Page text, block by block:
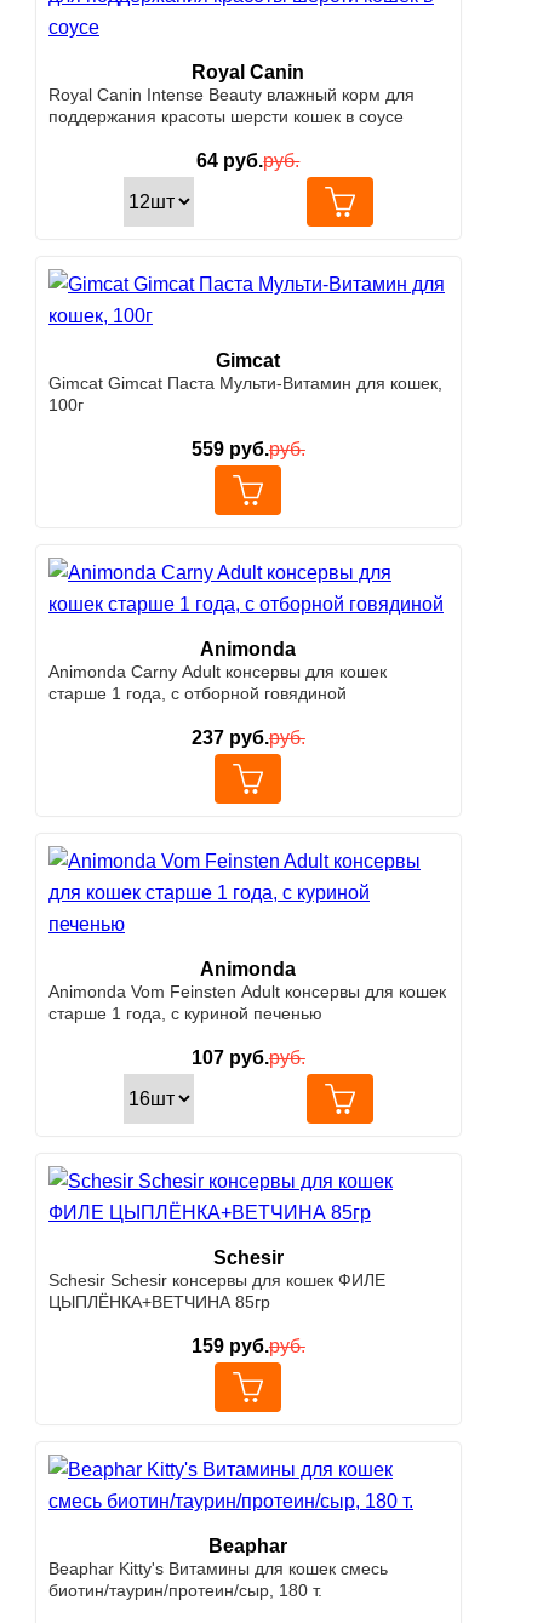
Royal Canin
Royal Canin Intense Beauty влажный корм для
поддержания красоты шерсти кошек в соусе
64 руб.руб.
Gimcat
Gimcat Gimcat Паста Мульти-Витамин для кошек,
100г
559руб.руб.
Animonda
Animonda Carny Adult консервы для кошек
старше 1 года, с отборной говядиной
237руб.руб.
Animonda
Animonda Vom Feinsten Adult консервы для кошек
старше 1 года, с куриной печенью
107руб.руб.
Schesir
Schesir Schesir консервы для кошек ФИЛЕ
ЦЫПЛЁНКА+ВЕТЧИНА 85гр
159руб.руб.
Beaphar
Beaphar Kitty's Витамины для кошек смесь
биотин/таурин/протеин/сыр, 180 т.